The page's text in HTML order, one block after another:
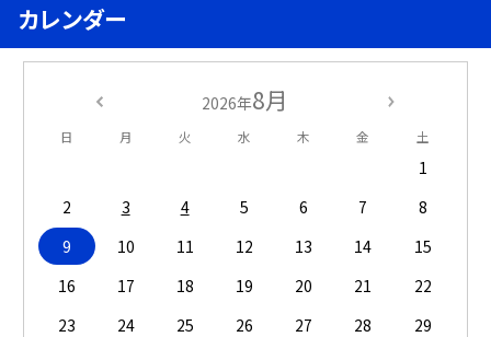
カレンダー
2026年8月
日 月 火 水 木 金 土
1
2
3 4 5 6 7
8
9
10 11 12 13 14
15
16
17 18 19 20 21
22
23
24 25 26 27 28
29